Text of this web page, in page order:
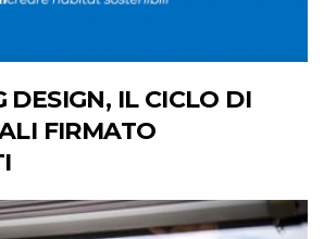
DESIGN, IL CICLO DI
FIRMATO